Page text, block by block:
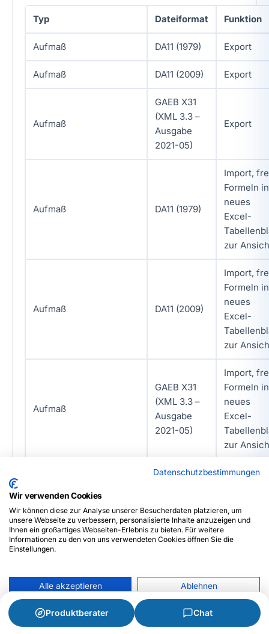
Typ Dateiformat Funktion
Aufmaß DA11 (1979) Export
Aufmaß DA11 (2009) Export
Aufmaß
GAEB X31
(XML 3.3 –
Ausgabe
2021-05)
Export
Aufmaß DA11 (1979)
Import,
Formeln in
neues
Excel-
zur
Aufmaß DA11 (2009)
Import,
Formeln in
neues
Excel-
zur
Aufmaß
GAEB X31
(XML 3.3 –
Ausgabe
2021-05)
Import,
Formeln in
neues
Excel-
zur
Rechnung
GAEB X89
2021-05)
GAEB X89B
2021-05)
Rechnung
XRechnung
3.0
Produktberater Chat
Datenschutzbestimmungen
Wir verwenden Cookies
Wir können diese zur Analyse unserer Besucherdaten platzieren, um
unsere Webseite zu verbessern, personalisierte Inhalte anzuzeigen und
Ihnen ein großartiges Webseiten-Erlebnis zu bieten. Für weitere
Informationen zu den von uns verwendeten Cookies öffnen Sie die
Einstellungen.
Alle akzeptieren Ablehnen
Nein, anpassen